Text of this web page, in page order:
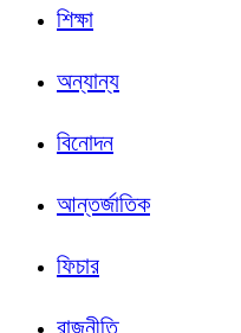
শিক্ষা
অন্যান্য
বিনোদন
আন্তর্জাতিক
ফিচার
রাজনীতি